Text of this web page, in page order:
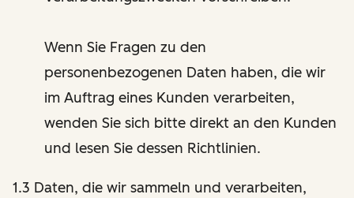
Wenn Sie Fragen zu den
personenbezogenen Daten haben, die wir
im Auftrag eines Kunden verarbeiten,
wenden Sie sich bitte direkt an den Kunden
und lesen Sie dessen Richtlinien.
1.3 Daten, die wir sammeln und verarbeiten,